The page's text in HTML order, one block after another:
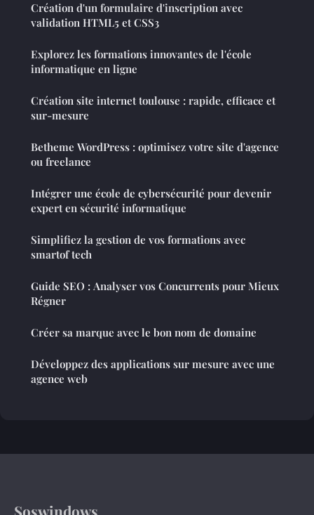
Création d'un formulaire d'inscription avec
validation HTML5 et CSS3
Explorez les formations innovantes de l'école
informatique en ligne
Création site internet toulouse : rapide, efficace et
sur-mesure
Betheme WordPress : optimisez votre site d'agence
ou freelance
Intégrer une école de cybersécurité pour devenir
expert en sécurité informatique
Simplifiez la gestion de vos formations avec
smartof tech
Guide SEO : Analyser vos Concurrents pour Mieux
Régner
Créer sa marque avec le bon nom de domaine
Développez des applications sur mesure avec une
agence web
Soswindows